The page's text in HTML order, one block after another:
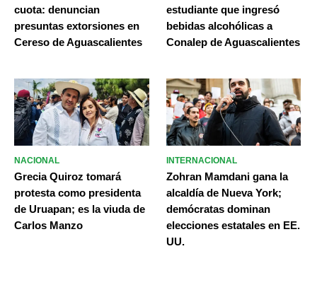
cuota: denuncian
presuntas extorsiones en
Cereso de Aguascalientes
estudiante que ingresó
bebidas alcohólicas a
Conalep de Aguascalientes
NACIONAL
Grecia Quiroz tomará
protesta como presidenta
de Uruapan; es la viuda de
Carlos Manzo
INTERNACIONAL
Zohran Mamdani gana la
alcaldía de Nueva York;
demócratas dominan
elecciones estatales en EE.
UU.